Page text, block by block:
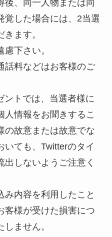
、同一人物または同
覚した場合には、2当選
ます。
下さい。
料などはお客様のご
トでは、当選者様に
人情報をお聞きするこ
の故意または故意でな
いても、Twitterのタイ
しないようご注意く
内容を利用したこと
客様が受けた損害につ
ません。